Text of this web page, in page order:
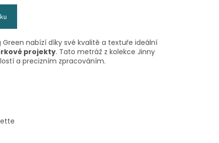
Green nabízí díky své kvalitě a textuře ideální
projekty. Tato metráž z kolekce Jinny
a precizním zpracováním.